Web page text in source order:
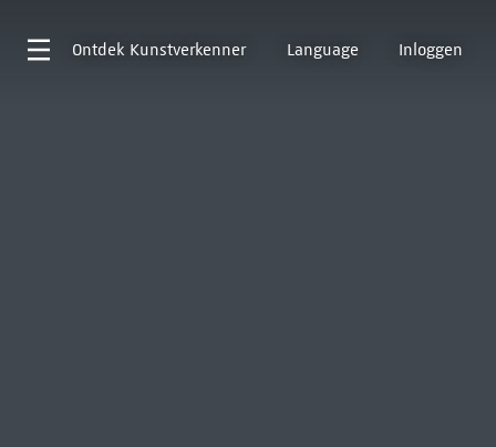
Ontdek Kunstverkenner Language Inloggen